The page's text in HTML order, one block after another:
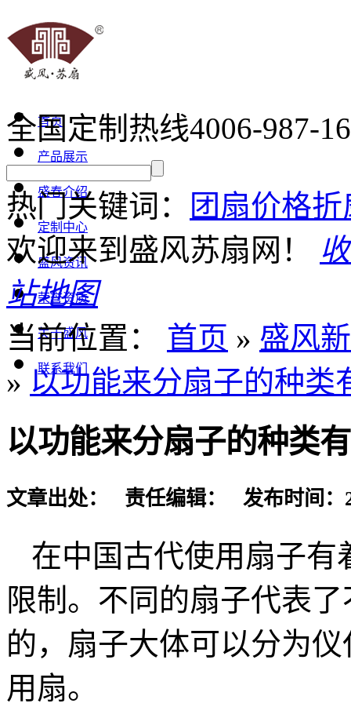
首页
产品展示
盛春介绍
定制中心
盛风资讯
荣誉资质
关于盛风
联系我们
全国定制热线4006-987-
热门关键词： 团扇价格折
欢迎来到盛风苏扇网！
站地图
当前位置：
首页 » 盛风
» 以功能来分扇子的种类
以功能来分扇子的种类
文章出处： 责任编辑： 发布时间：
在中国古代使用扇子有
限制。不同的扇子代表
的，扇子大体可以分为
用扇。